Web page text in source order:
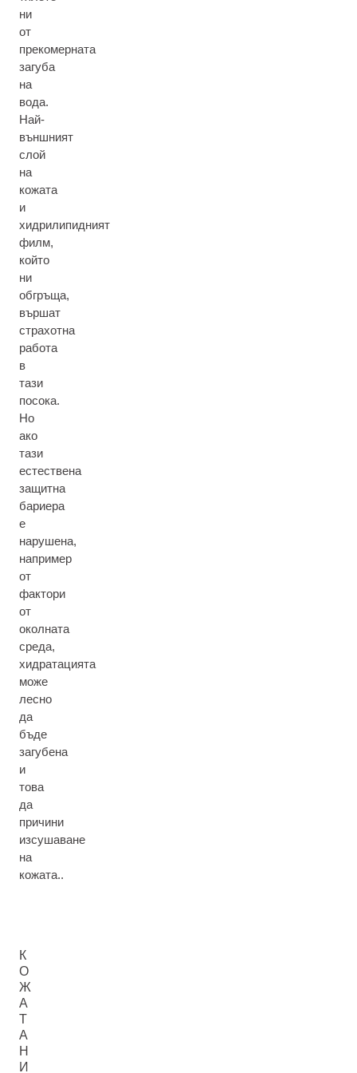
ни
от
прекомерната
загуба
на
вода.
Най-
външният
слой
на
кожата
и
хидрилипидният
филм,
който
ни
обгръща,
вършат
страхотна
работа
в
тази
посока.
Но
ако
тази
естествена
защитна
бариера
е
нарушена,
например
от
фактори
от
околната
среда,
хидратацията
може
лесно
да
бъде
загубена
и
това
да
причини
изсушаване
на
кожата..
К
О
Ж
А
Т
А
Н
И